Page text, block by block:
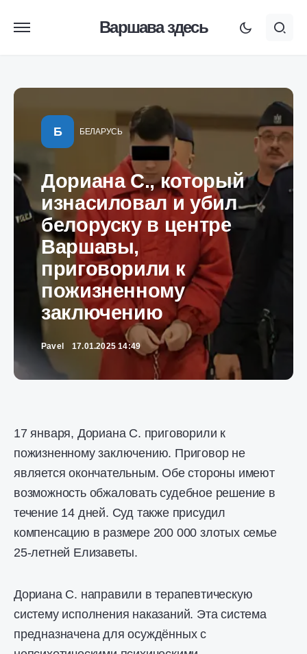
Варшава здесь
Б БЕЛАРУСЬ
Дориана С., который
изнасиловал и убил
белоруску в центре
Варшавы,
приговорили к
пожизненному
заключению
Pavel 17.01.2025 14:49
17 января, Дориана С. приговорили к
пожизненному заключению. Приговор не
является окончательным. Обе стороны имеют
возможность обжаловать судебное решение в
течение 14 дней. Суд также присудил
компенсацию в размере 200 000 злотых семье
25-летней Елизаветы.
Дориана С. направили в терапевтическую
систему исполнения наказаний. Эта система
предназначена для осуждённых с